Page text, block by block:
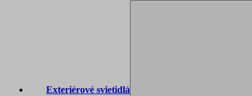
Exteriérové svietidlá